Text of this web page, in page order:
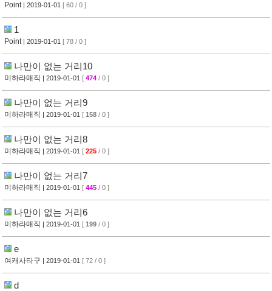
Point | 2019-01-01 [ 60 / 0 ]
1
Point | 2019-01-01 [ 78 / 0 ]
나만이 없는 거리10
미하라매직 | 2019-01-01 [ 474 / 0 ]
나만이 없는 거리9
미하라매직 | 2019-01-01 [ 158 / 0 ]
나만이 없는 거리8
미하라매직 | 2019-01-01 [ 225 / 0 ]
나만이 없는 거리7
미하라매직 | 2019-01-01 [ 445 / 0 ]
나만이 없는 거리6
미하라매직 | 2019-01-01 [ 199 / 0 ]
e
여캐사타구 | 2019-01-01 [ 72 / 0 ]
d